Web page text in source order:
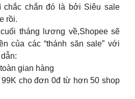
chắc chắn đó là bởi Siêu sale
rồi.
tháng lương về,Shopee sẽ
của các “thánh săn sale” với
gian hàng
cho đơn 0đ từ hơn 50 shop